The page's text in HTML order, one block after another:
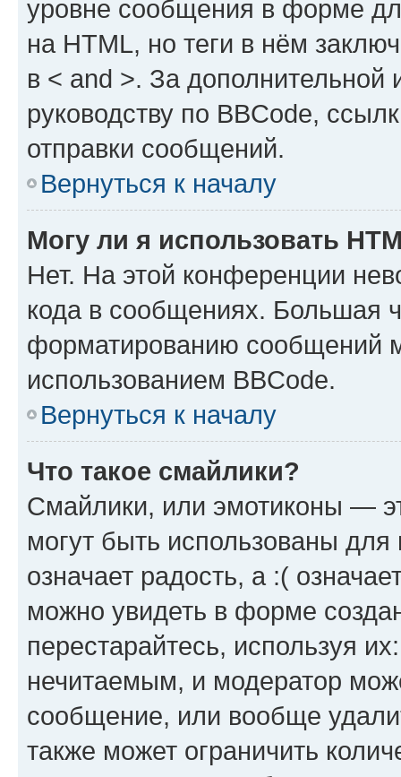
уровне сообщения в форме
на HTML, но теги в нём
в < and >. За
руководству по BBCode,
отправки сообщений.
Вернуться к началу
Могу ли я использовать
Нет. На этой конференции
кода в сообщениях. Большая
форматированию сообщений
использованием BBCode.
Вернуться к началу
Что такое смайлики?
Смайлики, или эмотиконы —
могут быть использованы
означает радость, а :(
можно увидеть в форме
перестарайтесь, используя
нечитаемым, и модератор
сообщение, или вообще
также может ограничить